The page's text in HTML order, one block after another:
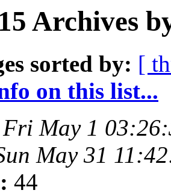
Archives
sorted by: [
on this list...
Fri May 1
May 31
44